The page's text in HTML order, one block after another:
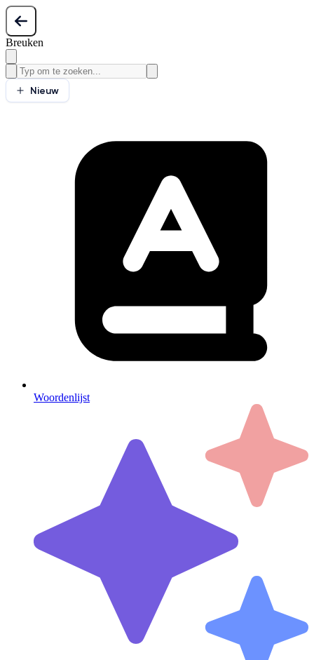
Breuken
Nieuw
Woordenlijst